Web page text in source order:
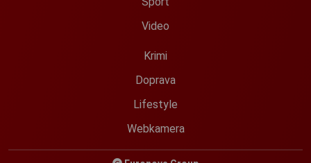
Video
Krimi
Doprava
Lifestyle
Webkamera